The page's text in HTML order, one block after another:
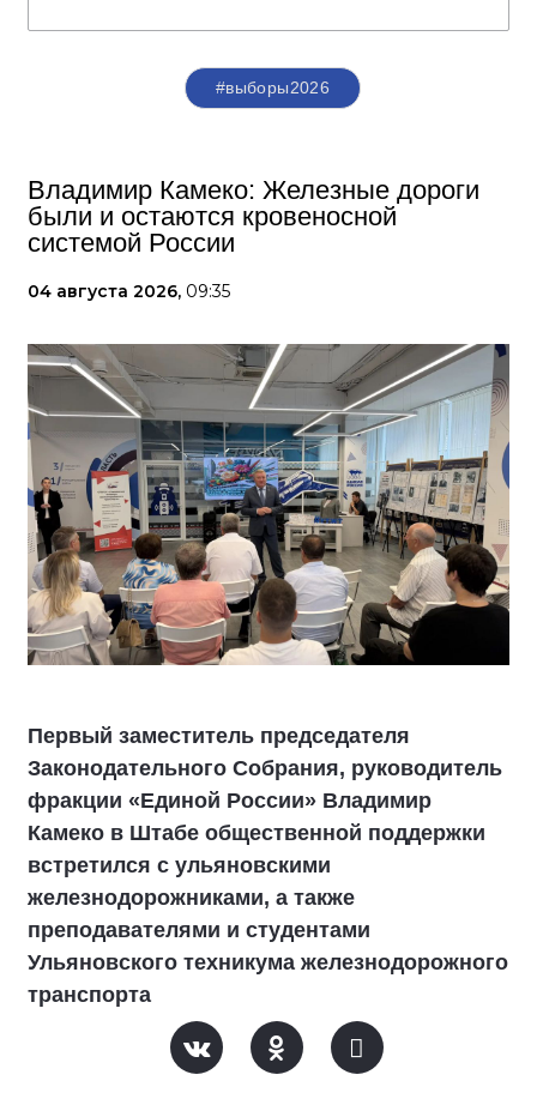
#выборы2026
Владимир Камеко: Железные дороги
были и остаются кровеносной
системой России
04 августа 2026, 09:35
Первый заместитель председателя
Законодательного Собрания, руководитель
фракции «Единой России» Владимир
Камеко в Штабе общественной поддержки
встретился с ульяновскими
железнодорожниками, а также
преподавателями и студентами
Ульяновского техникума железнодорожного
транспорта